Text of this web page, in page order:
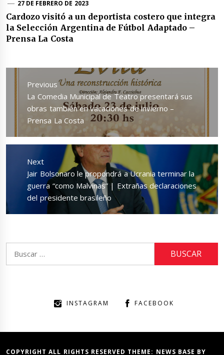
27 DE FEBRERO DE 2023
Cardozo visitó a un deportista costero que integra
la Selección Argentina de Fútbol Adaptado –
Prensa La Costa
Navegación
de
entradas
Previous
Previous
post:
La Comedia Municipal de Teatro presentará sus
obras también en vacaciones de invierno –
Prensa La Costa
Next
Next
post:
Jair Bolsonaro le propondrá a Ucrania terminar la
guerra “como Malvinas” | Extrañas declaraciones
del presidente brasileño
INSTAGRAM FACEBOOK
COPYRIGHT ALL RIGHTS RESERVED THEME: NEWS BASE BY